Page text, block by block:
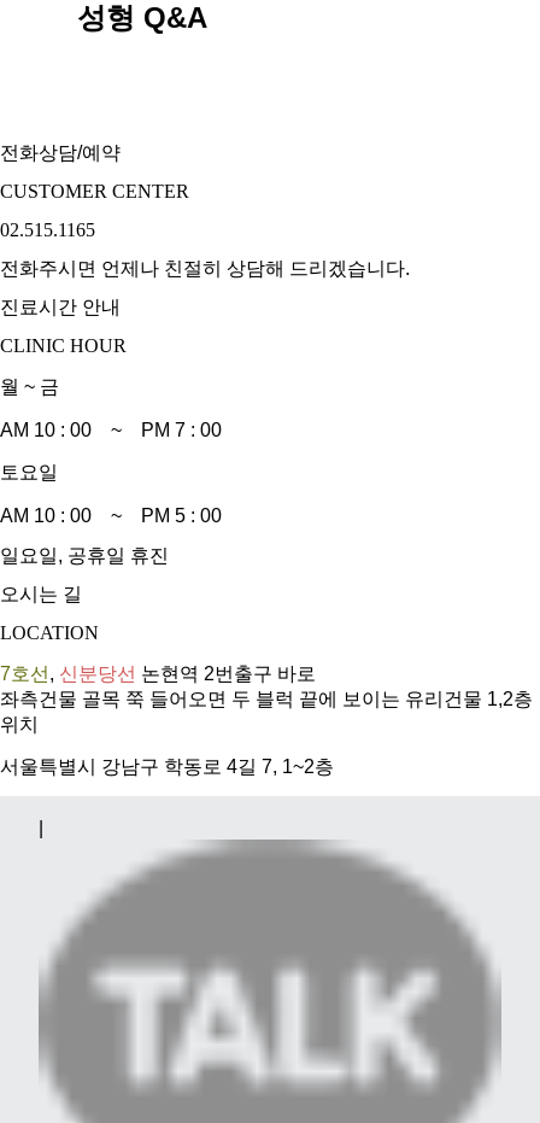
성형 Q&A
전화상담/예약
CUSTOMER CENTER
02.515.1165
전화주시면 언제나 친절히 상담해 드리겠습니다.
진료시간 안내
CLINIC HOUR
월 ~ 금
AM 10 : 00 ~ PM 7 : 00
토요일
AM 10 : 00 ~ PM 5 : 00
일요일, 공휴일 휴진
오시는 길
LOCATION
7호선 , 신분당선 논현역 2번출구 바로
좌측건물 골목 쭉 들어오면 두 블럭 끝에 보이는 유리건물 1,2층
위치
서울특별시 강남구 학동로 4길 7, 1~2층